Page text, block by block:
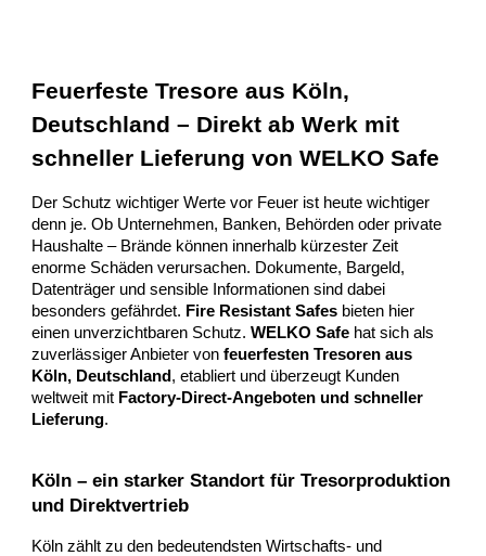
Feuerfeste Tresore aus Köln,
Deutschland – Direkt ab Werk mit
schneller Lieferung von WELKO Safe
Der Schutz wichtiger Werte vor Feuer ist heute wichtiger
denn je. Ob Unternehmen, Banken, Behörden oder private
Haushalte – Brände können innerhalb kürzester Zeit
enorme Schäden verursachen. Dokumente, Bargeld,
Datenträger und sensible Informationen sind dabei
besonders gefährdet. Fire Resistant Safes bieten hier
einen unverzichtbaren Schutz.WELKO Safe hat sich als
zuverlässiger Anbieter vonfeuerfesten Tresoren aus
Köln, Deutschland , etabliert und überzeugt Kunden
weltweit mit Factory-Direct-Angeboten und schneller
Lieferung.
Köln – ein starker Standort für Tresorproduktion
und Direktvertrieb
Köln zählt zu den bedeutendsten Wirtschafts- und